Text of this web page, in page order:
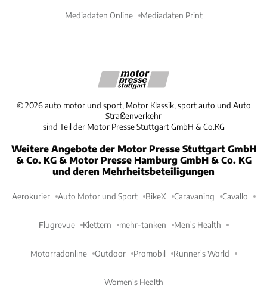
Mediadaten Online Mediadaten Print
©2026 auto motor und sport, Motor Klassik, sport auto und Auto
Straßenverkehr
sind Teil der Motor Presse Stuttgart GmbH & Co.KG
Weitere Angebote der Motor Presse Stuttgart GmbH
& Co. KG & Motor Presse Hamburg GmbH & Co. KG
und deren Mehrheitsbeteiligungen
Aerokurier Auto Motor und Sport BikeX Caravaning Cavallo
Flugrevue Klettern mehr-tanken Men's Health
Motorradonline Outdoor Promobil Runner's World
Women's Health